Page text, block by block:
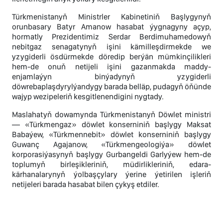
Türkmenistanyň Ministrler Kabinetiniň Başlygynyň
orunbasary Batyr Amanow hasabat ýygnagyny açyp,
hormatly Prezidentimiz Serdar Berdimuhamedowyň
nebitgaz senagatynyň işini kämilleşdirmekde we
yzygiderli ösdürmekde döredip berýän mümkinçilikleri
hem-de onuň netijeli işini gazanmakda maddy-
enjamlaýyn binýadynyň yzygiderli
döwrebaplaşdyrylýandygy barada belläp, pudagyň öňünde
wajyp wezipeleriň kesgitlenendigini nygtady.
Maslahatyň dowamynda Türkmenistanyň Döwlet ministri
— «Türkmengaz» döwlet konserniniň başlygy Maksat
Babaýew, «Türkmennebit» döwlet konserniniň başlygy
Guwanç Agajanow, «Türkmengeologiýa» döwlet
korporasiýasynyň başlygy Gurbangeldi Garlyýew hem-de
toplumyň birleşikleriniň, müdirlikleriniň, edara-
kärhanalarynyň ýolbaşçylary ýerine ýetirilen işleriň
netijeleri barada hasabat bilen çykyş etdiler.